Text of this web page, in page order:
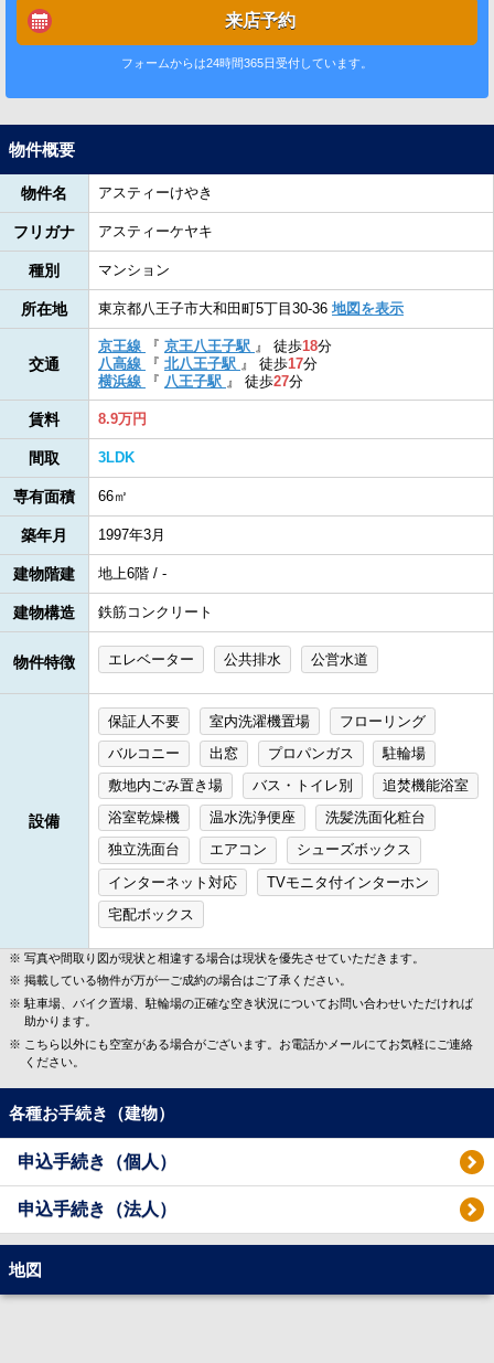
来店予約
フォームからは24時間365日受付しています。
物件概要
物件名 アスティーけやき
フリガナ アスティーケヤキ
種別 マンション
所在地 東京都八王子市大和田町5丁目30-36 地図を表示
交通
京王線 『 京王八王子駅 』 徒歩18分
八高線
『 北八王子駅 』 徒歩17分
横浜線
『 八王子駅 』 徒歩27分
賃料 8.9万円
間取 3LDK
専有面積 66㎡
築年月 1997年3月
建物階建 地上6階 / -
建物構造 鉄筋コンクリート
物件特徴 エレベーター 公共排水 公営水道
設備
保証人不要 室内洗濯機置場
フローリング
バルコニー
出窓 プロパンガス
駐輪場
敷地内ごみ置き場
バス・トイレ別
追焚機能浴室
浴室乾燥機
温水洗浄便座
洗髪洗面化粧台
独立洗面台
エアコン
シューズボックス
インターネット対応
TVモニタ付インターホン
宅配ボックス
写真や間取り図が現状と相違する場合は現状を優先させていただきます。
掲載している物件が万が一ご成約の場合はご了承ください。
駐車場、バイク置場、駐輪場の正確な空き状況についてお問い合わせいただければ
助かります。
こちら以外にも空室がある場合がございます。お電話かメールにてお気軽にご連絡
ください。
各種お手続き（建物）
申込手続き（個人）
申込手続き（法人）
地図